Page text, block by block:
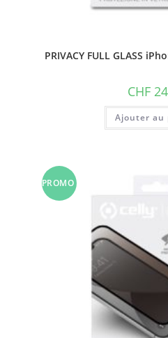
PRIVACY FULL GLASS
CHF
Ajouter au
PROMO